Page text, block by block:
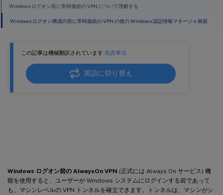
この記事は機械翻訳されています.免責事項
英語に切り替え
Windows ログオン前の AlwaysOn VPN (正式には Always On サービス) 機
能を使用すると、ユーザーが Windows システムにログインする前であって
も、マシンレベルの VPN トンネルを確立できます。トンネルは、マシンがシ
Windows ログオン前に常時接続の VPN について理解する
Windows ログオン構成の前に常時接続の VPN の後の Windows 認証情報マネージャ画面